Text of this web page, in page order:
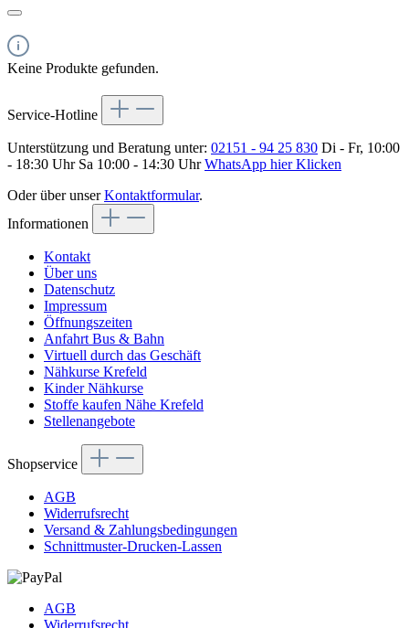
Keine Produkte gefunden.
Service-Hotline
Unterstützung und Beratung unter: 02151 - 94 25 830 Di - Fr, 10:00
- 18:30 Uhr Sa 10:00 - 14:30 UhrWhatsApp hier Klicken
Oder über unserKontaktformular.
Informationen
Kontakt
Über uns
Datenschutz
Impressum
Öffnungszeiten
Anfahrt Bus & Bahn
Virtuell durch das Geschäft
Nähkurse Krefeld
Kinder Nähkurse
Stoffe kaufen Nähe Krefeld
Stellenangebote
Shopservice
AGB
Widerrufsrecht
Versand & Zahlungsbedingungen
Schnittmuster-Drucken-Lassen
AGB
Widerrufsrecht